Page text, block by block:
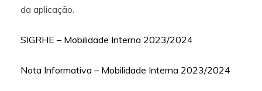
da aplicação.
SIGRHE – Mobilidade Interna 2023/2024
Nota Informativa – Mobilidade Interna 2023/2024